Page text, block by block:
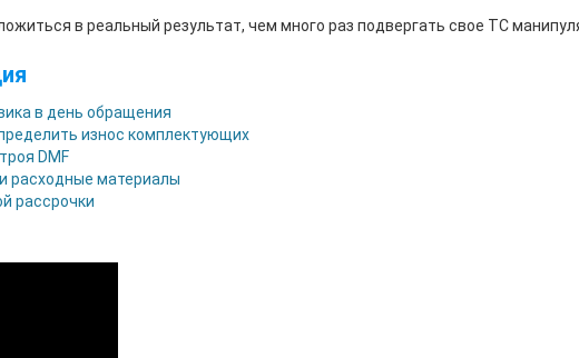
в реальный результат, чем много раз подвергать свое ТС
в день обращения
износ комплектующих
DMF
расходные материалы
рассрочки